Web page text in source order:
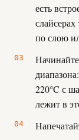
есть
по слою
220°C с
лежит в